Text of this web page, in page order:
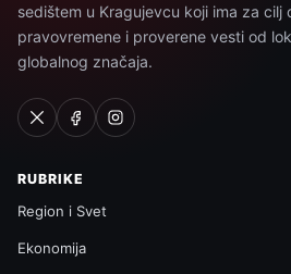
sedištem u Kragujevcu koji ima za cilj
pravovremene i proverene vesti od
globalnog značaja.
RUBRIKE
Region i Svet
Ekonomija